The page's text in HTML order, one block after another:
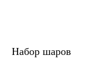
Набор шаров